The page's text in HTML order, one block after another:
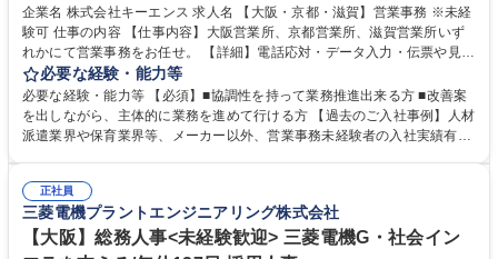
企業名 株式会社キーエンス 求人名 【大阪・京都・滋賀】営業事務 ※未経
験可 仕事の内容 【仕事内容】大阪営業所、京都営業所、滋賀営業所いず
れかにて営業事務をお任せ。 【詳細】電話応対・データ入力・伝票や見積
の作成・カタログ送付・来客対応・営業所内で発生する事務業務や業務改
善をお任せ。 【教育制度】ご入社後、育成担当とペアになりながらOJTに
て業務を覚えていただくことが可能です。業務システムがきちんと構築さ
れているため、スムーズに仕事に慣れることができる環境です。また、
募集職種 【大阪・京都・滋賀】営業事務 ※未経験可
必要な経験・能力等
必要な経験・能力等 【必須】■協調性を持って業務推進出来る方 ■改善案
を出しながら、主体的に業務を進めて行ける方 【過去のご入社事例】人材
派遣業界や保育業界等、メーカー以外、営業事務未経験者の入社実績有
えて、お客様や社員の状況に合わせ、能動的なサポート、改善の動きも期
待され。組織を支えるスペシャリストとして、チームに貢献し、結果的に
社員から頼られる存在になることができます。平均19:30の退勤以降の業
務の持ち帰りも禁止されており、メリハリのある働き方となります。 学
正社員
三菱電機プラントエンジニアリング株式会社
【大阪】総務人事<未経験歓迎> 三菱電機G・社会イン